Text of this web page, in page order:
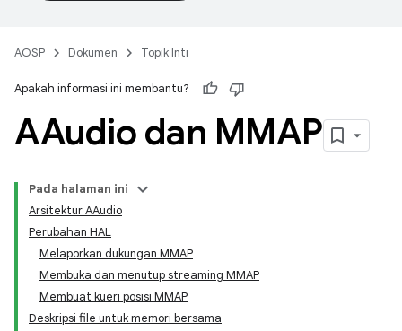
AOSP Dokumen Topik Inti
Apakah informasi ini membantu?
AAudio dan MMAP
Pada halaman ini
Arsitektur AAudio
Perubahan HAL
Melaporkan dukungan MMAP
Membuka dan menutup streaming MMAP
Membuat kueri posisi MMAP
Deskripsi file untuk memori bersama